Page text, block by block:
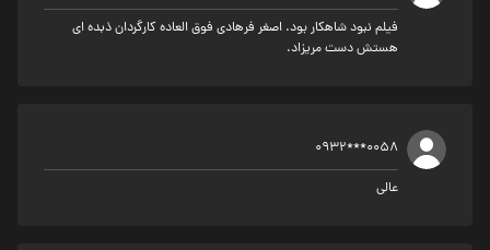
فیلم نبود شاهکار بود. اصغر فرهادی فوق العاده کارگردان ذبده ای
هستش دست مریزاد.
0932***0058
عالی